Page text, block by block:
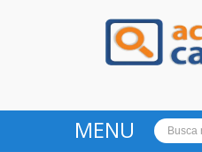
MENU